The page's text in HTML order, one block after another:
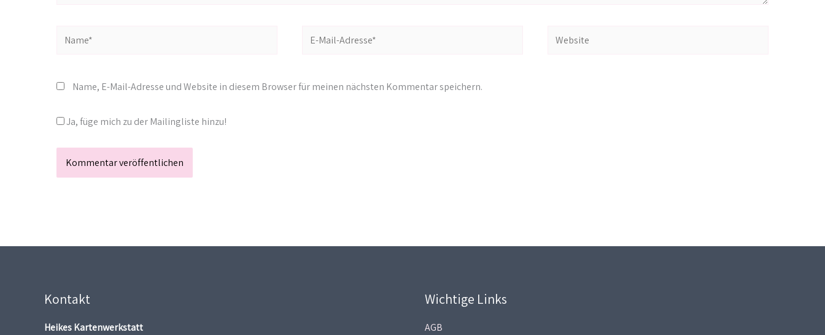
Name* Website
Name, E-Mail-Adresse und Website in diesem Browser für meinen nächsten Kommentar speichern.
Ja, füge mich zu der Mailingliste hinzu!
Kontakt
Heikes Kartenwerkstatt
Wichtige Links
AGB